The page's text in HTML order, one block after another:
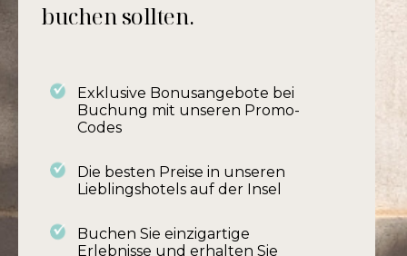
buchen sollten.
Exklusive Bonusangebote bei
Buchung mit unseren Promo-
Codes
Die besten Preise in unseren
Lieblingshotels auf der Insel
Buchen Sie einzigartige
Erlebnisse und erhalten Sie